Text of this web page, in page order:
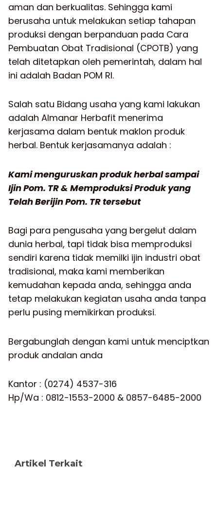
aman dan berkualitas. Sehingga kami
berusaha untuk melakukan setiap tahapan
produksi dengan berpanduan pada Cara
Pembuatan Obat Tradisional (CPOTB) yang
telah ditetapkan oleh pemerintah, dalam hal
ini adalah Badan POM RI.
Salah satu Bidang usaha yang kami lakukan
adalah Almanar Herbafit menerima
kerjasama dalam bentuk maklon produk
herbal. Bentuk kerjasamanya adalah :
Kami menguruskan produk herbal sampai
Ijin Pom. TR & Memproduksi Produk yang
Telah Berijin Pom. TR tersebut
Bagi para pengusaha yang bergelut dalam
dunia herbal, tapi tidak bisa memproduksi
sendiri karena tidak memilki ijin industri obat
tradisional, maka kami memberikan
kemudahan kepada anda, sehingga anda
tetap melakukan kegiatan usaha anda tanpa
perlu pusing memikirkan produksi.
Bergabunglah dengan kami untuk menciptkan
produk andalan anda
Kantor : (0274) 4537-316
Hp/Wa : 0812-1553-2000 & 0857-6485-2000
Artikel Terkait